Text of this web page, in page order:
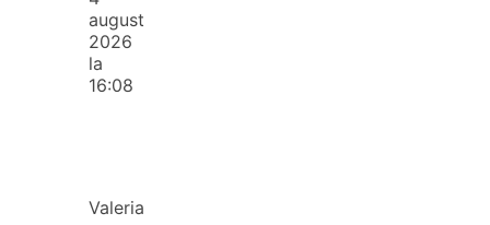
august
2026
la
16:08
Valeria